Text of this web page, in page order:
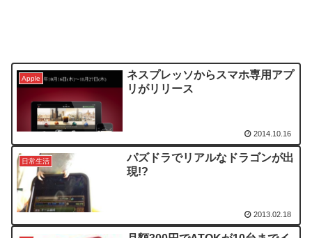
Apple
ネスプレッソからスマホ専用アプ
リがリリース
2014.10.16
日常生活
パズドラでリアルなドラゴンが出
現!?
2013.02.18